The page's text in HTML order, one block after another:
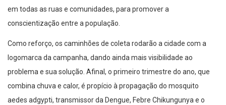
em todas as ruas e comunidades, para promover a
conscientização entre a população.
Como reforço, os caminhões de coleta rodarão a cidade com a
logomarca da campanha, dando ainda mais visibilidade ao
problema e sua solução. Afinal, o primeiro trimestre do ano, que
combina chuva e calor, é propício à propagação do mosquito
aedes adgypti, transmissor da Dengue, Febre Chikungunya e o